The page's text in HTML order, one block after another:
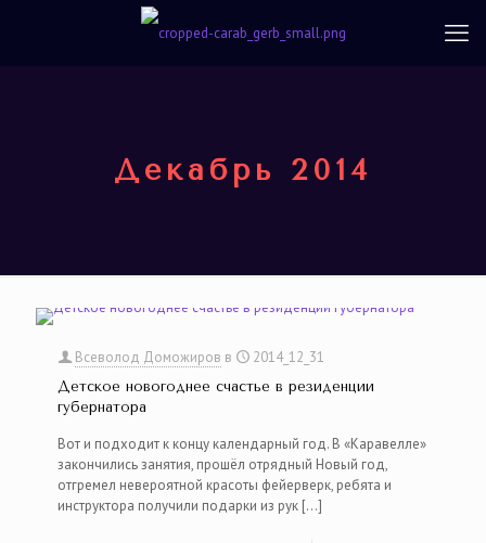
Декабрь 2014
Всеволод Доможиров в 2014_12_31
Детское новогоднее счастье в резиденции
губернатора
Вот и подходит к концу календарный год. В «Каравелле»
закончились занятия, прошёл отрядный Новый год,
отгремел невероятной красоты фейерверк, ребята и
инструктора получили подарки из рук […]